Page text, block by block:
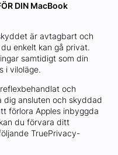
DIN MacBook
är avtagbart och
enkelt kan gå privat.
samtidigt som din
i viloläge.
och
dig ansluten och skyddad
förlora Apples inbyggda
du förvara ditt
TruePrivacy-